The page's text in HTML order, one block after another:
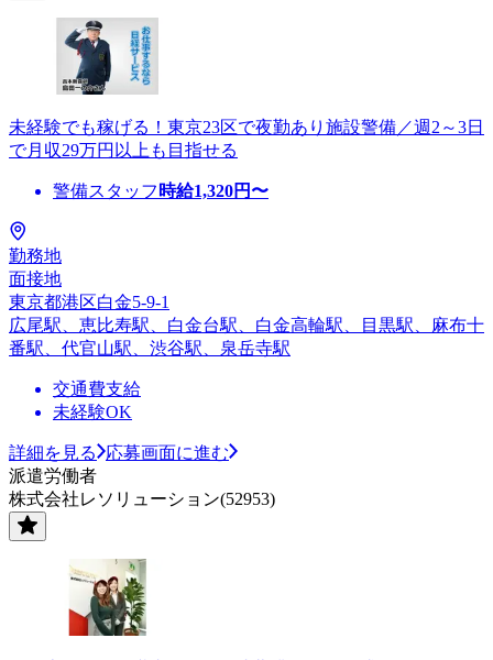
未経験でも稼げる！東京23区で夜勤あり施設警備／週2～3日
で月収29万円以上も目指せる
警備スタッフ 時給1,320円〜
勤務地
面接地
東京都港区白金5-9-1
広尾駅、恵比寿駅、白金台駅、白金高輪駅、目黒駅、麻布十
番駅、代官山駅、渋谷駅、泉岳寺駅
交通費支給
未経験OK
詳細を見る
応募画面に進む
派遣労働者
株式会社レソリューション(52953)